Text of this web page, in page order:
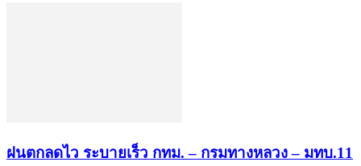
ฝนตกลดไว ระบายเร็ว กทม. – กรมทางหลวง – มทบ.11